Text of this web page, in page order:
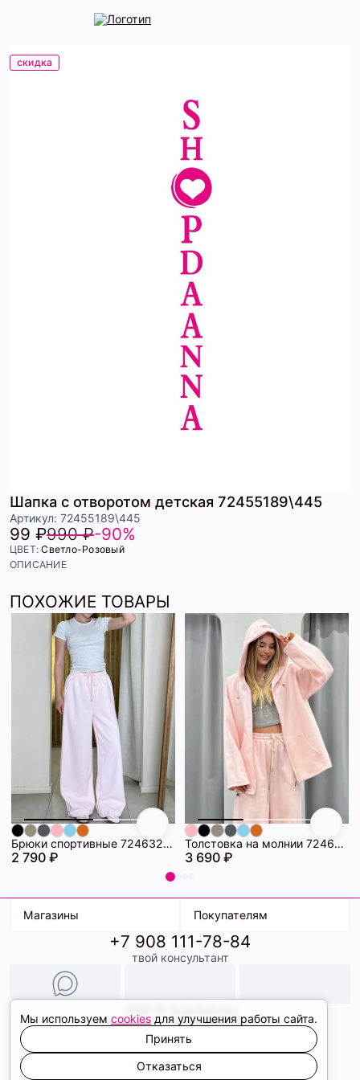
скидка
Шапка с отворотом детская 72455189\445
Артикул: 72455189\445
99 ₽990 ₽-90%
ЦВЕТ:Светло-Розовый
ОПИСАНИЕ
ПОХОЖИЕ ТОВАРЫ
Брюки спортивные 72463281\445
2 790 ₽
Толстовка на молнии 72463280\445
3 690 ₽
Магазины
ТК Терминал
ТРК Континент
Покупателям
Доставка
Условия оплаты
Образы
+7 908 111-78-84
твой консультант
Политика конфиденциальности
Соглашение cookie
Сайт создали
Мы используем cookies для улучшения работы сайта.
Принять
Отказаться